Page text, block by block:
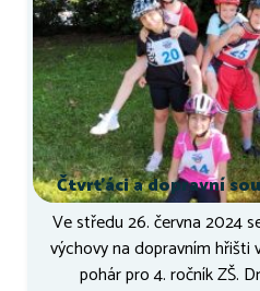
Čtvrťáci a dopravní
Ve středu 26. června 2024
výchovy na dopravním
pohár pro 4. ročník ZŠ.